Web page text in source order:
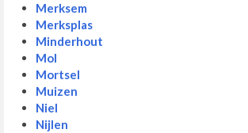
Merksem
Merksplas
Minderhout
Mol
Mortsel
Muizen
Niel
Nijlen